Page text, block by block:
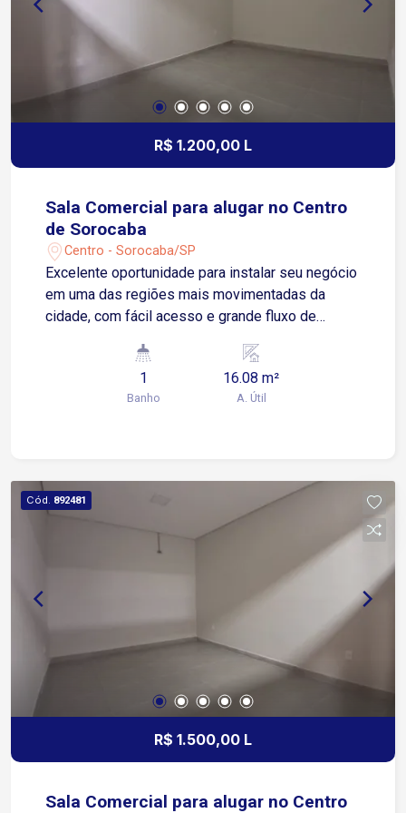
R$ 1.200,00 L
Sala Comercial para alugar no Centro
de Sorocaba
Centro - Sorocaba/SP
Excelente oportunidade para instalar seu negócio
em uma das regiões mais movimentadas da
cidade, com fácil acesso e grande fluxo de
fácil acesso à Avenida Dom Aguirre e à Avenida
São Paulo, próxima ao Poupatempo Sorocaba e
ao Terminal São Paulo. Sobre o imóvel: 1 sala 1
escritórios, consultórios, lojas ou diversos tipos
de negócios. Agende uma visita e aproveite esta
oportunidade para instalar sua empresa em uma
localização estratégica!
1
Banho
16.08 m²
A. Útil
Cód. 892481
R$ 1.500,00 L
Sala Comercial para alugar no Centro